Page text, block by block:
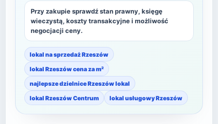
Przy zakupie sprawdź stan prawny, księgę
wieczystą, koszty transakcyjne i możliwość
negocjacji ceny.
lokal na sprzedaż Rzeszów
lokal Rzeszów cena za m²
najlepsze dzielnice Rzeszów lokal
lokal Rzeszów Centrum
lokal usługowy Rzeszów